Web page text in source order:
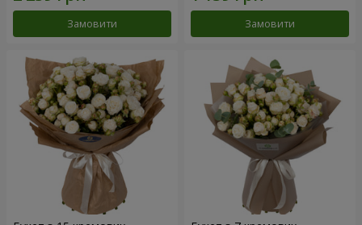
Замовити Замовити